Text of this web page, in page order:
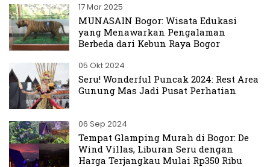
17 Mar 2025
MUNASAIN Bogor: Wisata Edukasi
yang Menawarkan Pengalaman
Berbeda dari Kebun Raya Bogor
05 Okt 2024
Seru! Wonderful Puncak 2024: Rest Area
Gunung Mas Jadi Pusat Perhatian
06 Sep 2024
Tempat Glamping Murah di Bogor: De
Wind Villas, Liburan Seru dengan
Harga Terjangkau Mulai Rp350 Ribu